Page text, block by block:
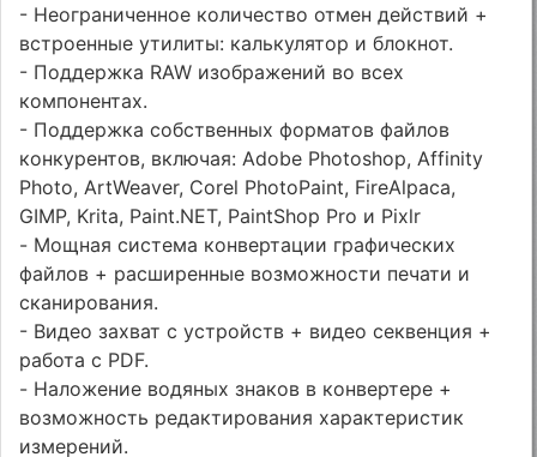
- Неограниченное количество отмен действий +
встроенные утилиты: калькулятор и блокнот.
- Поддержка RAW изображений во всех
компонентах.
- Поддержка собственных форматов файлов
конкурентов, включая: Adobe Photoshop, Affinity
Photo, ArtWeaver, Corel PhotoPaint, FireAlpaca,
GIMP, Krita, Paint.NET, PaintShop Pro и Pixlr
- Мощная система конвертации графических
файлов + расширенные возможности печати и
сканирования.
- Видео захват с устройств + видео секвенция +
работа c PDF.
- Наложение водяных знаков в конвертере +
возможность редактирования характеристик
измерений.